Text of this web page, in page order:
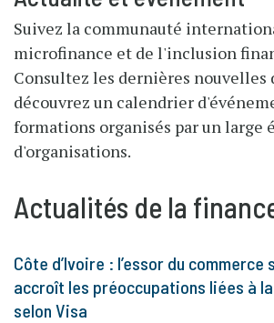
Suivez la communauté
microfinance et de l'inclusion
Consultez les dernières nouvelles
découvrez un calendrier
formations organisés par un large
d'organisations.
Actualités de la
Côte d’Ivoire : l’essor du commerce
accroît les préoccupations liées à
selon Visa